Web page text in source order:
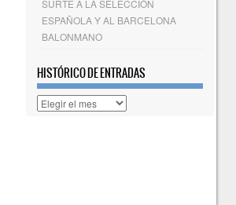
SURTE A LA SELECCIÓN
ESPAÑOLA Y AL BARCELONA
BALONMANO
HISTÓRICO DE ENTRADAS
Histórico